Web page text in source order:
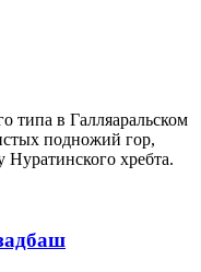
типа в Галляаральском
подножий гор,
хребта.